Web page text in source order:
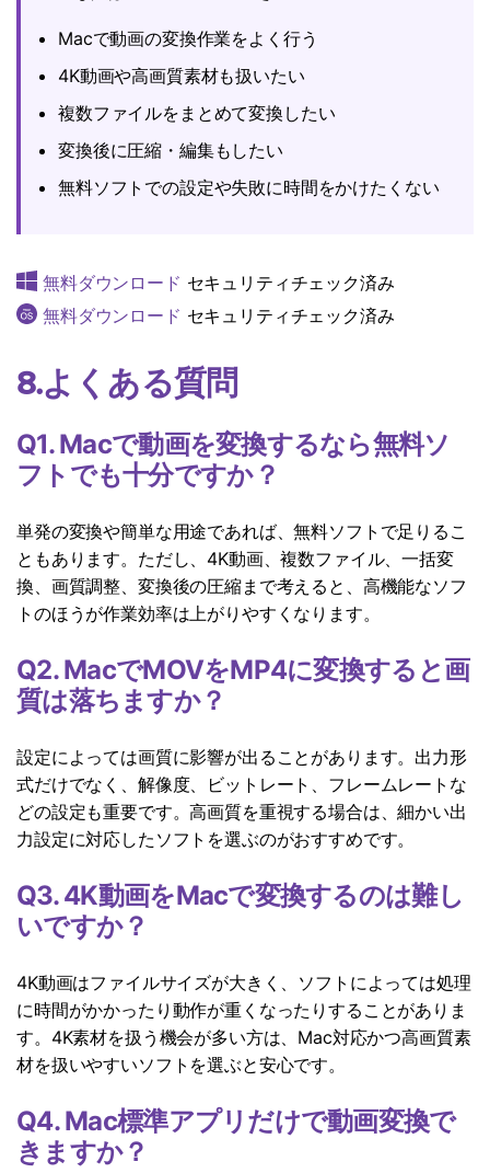
Macで動画の変換作業をよく行う
4K動画や高画質素材も扱いたい
複数ファイルをまとめて変換したい
変換後に圧縮・編集もしたい
無料ソフトでの設定や失敗に時間をかけたくない
無料ダウンロード セキュリティチェック済み
無料ダウンロード セキュリティチェック済み
8.よくある質問
Q1. Macで動画を変換するなら無料ソ
フトでも十分ですか？
単発の変換や簡単な用途であれば、無料ソフトで足りるこ
ともあります。ただし、4K動画、複数ファイル、一括変
換、画質調整、変換後の圧縮まで考えると、高機能なソフ
トのほうが作業効率は上がりやすくなります。
Q2. MacでMOVをMP4に変換すると画
質は落ちますか？
設定によっては画質に影響が出ることがあります。出力形
式だけでなく、解像度、ビットレート、フレームレートな
どの設定も重要です。高画質を重視する場合は、細かい出
力設定に対応したソフトを選ぶのがおすすめです。
Q3. 4K動画をMacで変換するのは難し
いですか？
4K動画はファイルサイズが大きく、ソフトによっては処理
に時間がかかったり動作が重くなったりすることがありま
す。4K素材を扱う機会が多い方は、Mac対応かつ高画質素
材を扱いやすいソフトを選ぶと安心です。
Q4. Mac標準アプリだけで動画変換で
きますか？